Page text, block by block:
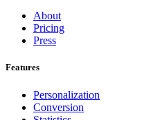
About
Pricing
Press
Features
Personalization
Conversion